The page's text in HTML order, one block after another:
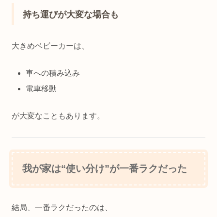
持ち運びが大変な場合も
大きめベビーカーは、
車への積み込み
電車移動
が大変なこともあります。
我が家は“使い分け”が一番ラクだった
結局、一番ラクだったのは、